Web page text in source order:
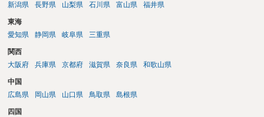
新潟県
長野県 山梨県 石川県 富山県 福井県
東海
愛知県
静岡県 岐阜県 三重県
関西
大阪府
兵庫県 京都府 滋賀県 奈良県 和歌山県
中国
広島県
岡山県 山口県 鳥取県 島根県
四国